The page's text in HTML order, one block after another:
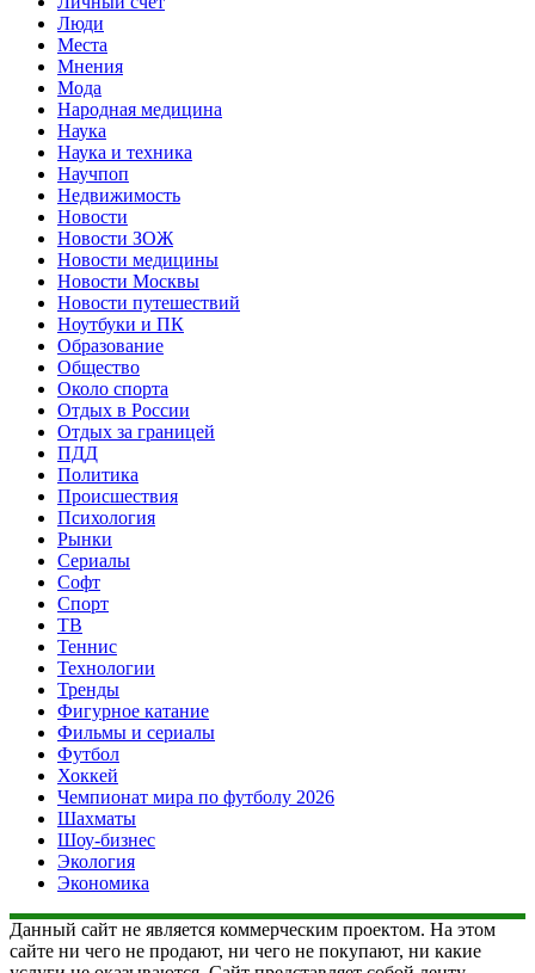
Люди
Места
Мнения
Мода
Народная медицина
Наука
Наука и техника
Научпоп
Недвижимость
Новости
Новости ЗОЖ
Новости медицины
Новости Москвы
Новости путешествий
Ноутбуки и ПК
Образование
Общество
Около спорта
Отдых в России
Отдых за границей
ПДД
Политика
Происшествия
Психология
Рынки
Сериалы
Софт
Спорт
ТВ
Теннис
Технологии
Тренды
Фигурное катание
Фильмы и сериалы
Футбол
Хоккей
Чемпионат мира по футболу 2026
Шахматы
Шоу-бизнес
Экология
Экономика
Данный сайт не является коммерческим проектом. На этом
сайте ни чего не продают, ни чего не покупают, ни какие